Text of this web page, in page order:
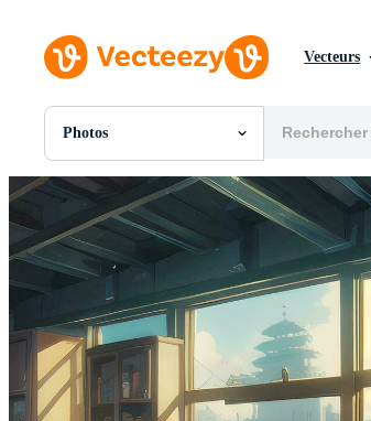
Vecteurs
Photos
Toutes Images
Photos
PNGs
PSDs
SVGs
Modèles
Vecteurs
Vidéos
Motion graphics
Images Éditoriales
Événements Éditoriaux